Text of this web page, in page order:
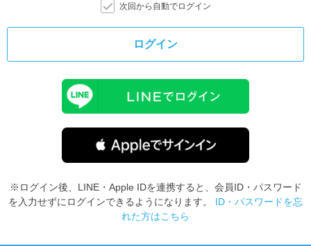
次回から自動でログイン
ログイン
※ログイン後、LINE・Apple IDを連携すると、会員ID・パスワード
を入力せずにログインできるようになります。 ID・パスワードを忘
れた方はこちら